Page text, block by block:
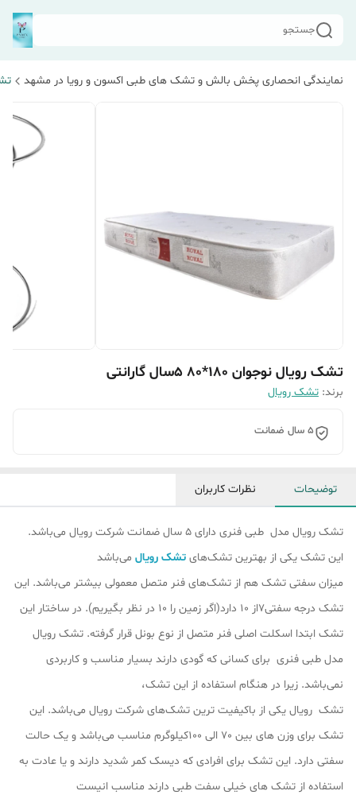
جستجو
نمایندگی انحصاری پخش بالش و تشک های طبی اکسون و رویا در مشهد
تشک رویال نوجوان 180*80 5سال گارانتی
برند: تشک رویال
5 سال ضمانت
توضیحات نظرات کاربران
تشک رویال مدل طبی فنری دارای 5 سال ضمانت شرکت رویال می‌باشد.
این تشک یکی از بهترین تشک‌های تشک رویال می‌باشد
میزان سفتی تشک هم از تشک‎‌های فنر متصل معمولی بیشتر می‌باشد. این
تشک درجه سفتی7از 10 دارد(اگر زمین را 10 در نظر بگیریم). در ساختار این
تشک ابتدا اسکلت اصلی فنر متصل از نوع بونل قرار گرفته‌. تشک رویال
مدل طبی فنری برای کسانی که گودی دارند بسیار مناسب و کاربردی
نمی‌باشد. زیرا در هنگام استفاده از این تشک،
تشک رویال یکی از باکیفیت ترین تشک‌های شرکت رویال می‌باشد. این
تشک برای وزن های بین 70 الی 100کیلوگرم مناسب می‌باشد و یک حالت
سفتی دارد. این تشک برای افرادی که دیسک کمر شدید دارند و یا عادت به
استفاده از تشک های خیلی سفت طبی دارند مناسب انیست